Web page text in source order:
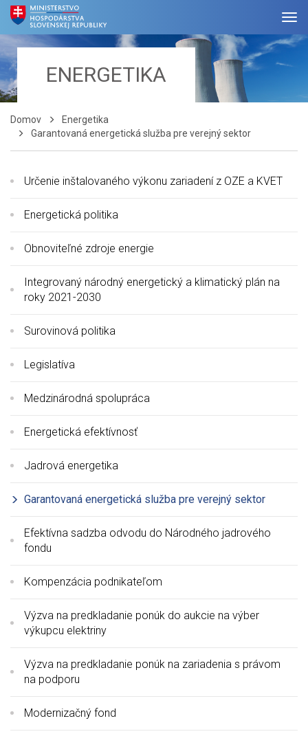
ENERGETIKA
Domov
Energetika
Garantovaná energetická služba pre verejný sektor
Určenie inštalovaného výkonu zariadení z OZE a KVET
Energetická politika
Obnoviteľné zdroje energie
Integrovaný národný energetický a klimatický plán na
roky 2021-2030
Surovinová politika
Legislatíva
Medzinárodná spolupráca
Energetická efektívnosť
Jadrová energetika
Garantovaná energetická služba pre verejný sektor
Efektívna sadzba odvodu do Národného jadrového
fondu
Kompenzácia podnikateľom
Výzva na predkladanie ponúk do aukcie na výber
výkupcu elektriny
Výzva na predkladanie ponúk na zariadenia s právom
na podporu
Modernizačný fond